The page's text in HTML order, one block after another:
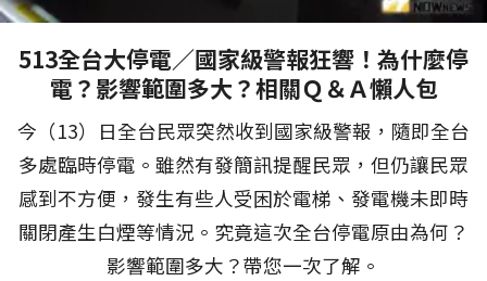
513全台大停電／國家級警報狂響！為什麼停
電？影響範圍多大？相關Ｑ＆Ａ懶人包
今（13）日全台民眾突然收到國家級警報，隨即全台
多處臨時停電。雖然有發簡訊提醒民眾，但仍讓民眾
感到不方便，發生有些人受困於電梯、發電機未即時
關閉產生白煙等情況。究竟這次全台停電原由為何？
影響範圍多大？帶您一次了解。